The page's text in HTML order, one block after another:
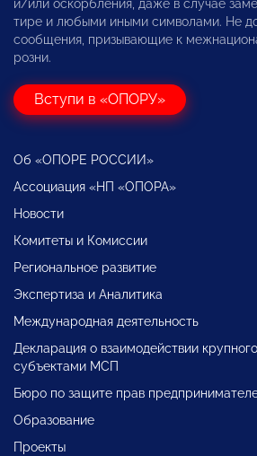
и/или оскорбления, даже в случае
тире и любыми иными символами. Не
сообщения, призывающие к
розни.
Вступи в «ОПОРУ»
Об «ОПОРЕ РОССИИ»
Ассоциация «НП «ОПОРА»
Новости
Комитеты и Комиссии
Региональное развитие
Экспертиза и Аналитика
Международная деятельность
Декларация о взаимодействии
субъектами МСП
Бюро по защите прав
Образование
Проекты